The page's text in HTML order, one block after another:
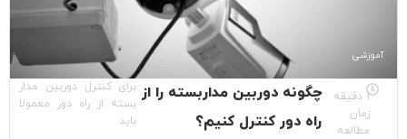
آموزشی
1 دقیقه
زمان
مطالعه
چگونه دوربین مداربسته را از
راه دور کنترل کنیم؟
برای کنترل دوربین مدار
بسته از راه دور معمولا
باید